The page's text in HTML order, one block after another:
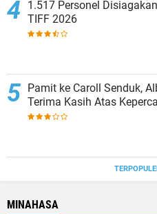
1.517 Personel
TIFF 2026
Pamit ke Caroll Senduk,
Terima Kasih Atas
MINAHASA